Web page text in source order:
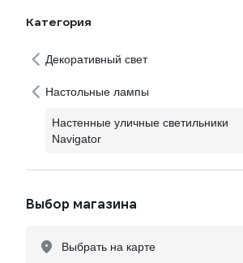
Категория
Декоративный свет
Настольные лампы
Настенные уличные светильники
Navigator
Выбор магазина
Выбрать на карте